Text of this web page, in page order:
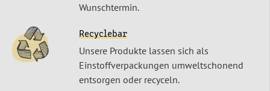
Wunschtermin.
Recyclebar
Unsere Produkte lassen sich als
Einstoffverpackungen umweltschonend
entsorgen oder recyceln.